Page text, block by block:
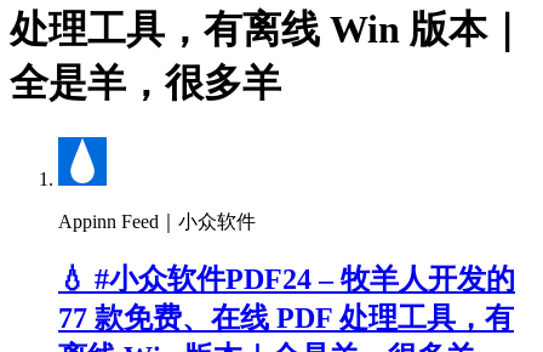
处理工具，有离线 Win 版本｜
全是羊，很多羊
Appinn Feed｜小众软件
💧 #小众软件PDF24 – 牧羊人开发的
77 款免费、在线 PDF 处理工具，有